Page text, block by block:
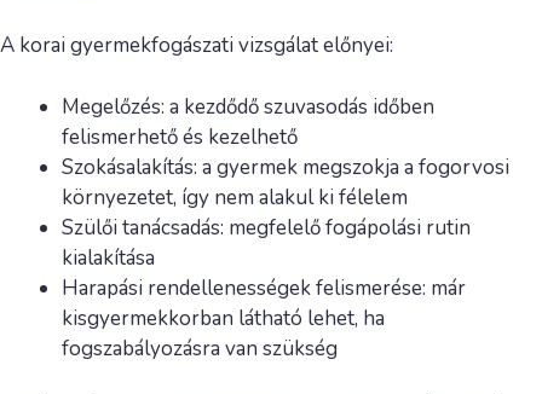
A korai gyermekfogászati vizsgálat előnyei:
Megelőzés: a kezdődő szuvasodás időben
felismerhető és kezelhető
Szokásalakítás: a gyermek megszokja a fogorvosi
környezetet, így nem alakul ki félelem
Szülői tanácsadás: megfelelő fogápolási rutin
kialakítása
Harapási rendellenességek felismerése: már
kisgyermekkorban látható lehet, ha
fogszabályozásra van szükség